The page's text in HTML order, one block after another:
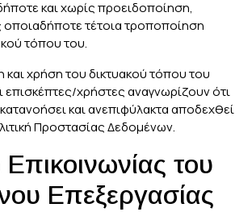
και χωρίς προειδοποίηση,
οποιαδήποτε τέτοια τροποποίηση
τόπου του.
χρήση του δικτυακού τόπου του
χρήστες αναγνωρίζουν ότι
και ανεπιφύλακτα αποδεχθεί
Προστασίας Δεδομένων.
Επικοινωνίας του
Επεξεργασίας